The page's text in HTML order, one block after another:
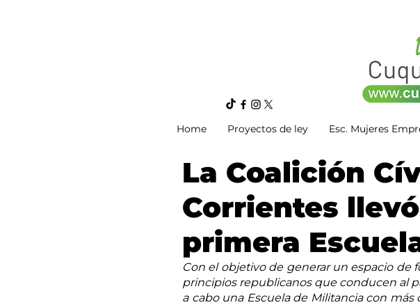
Home Proyectos de ley Esc. Mujeres
La Coalición
Corrientes
primera
Con el objetivo de generar un espacio de
principios republicanos que conducen al
a cabo una Escuela de Militancia con